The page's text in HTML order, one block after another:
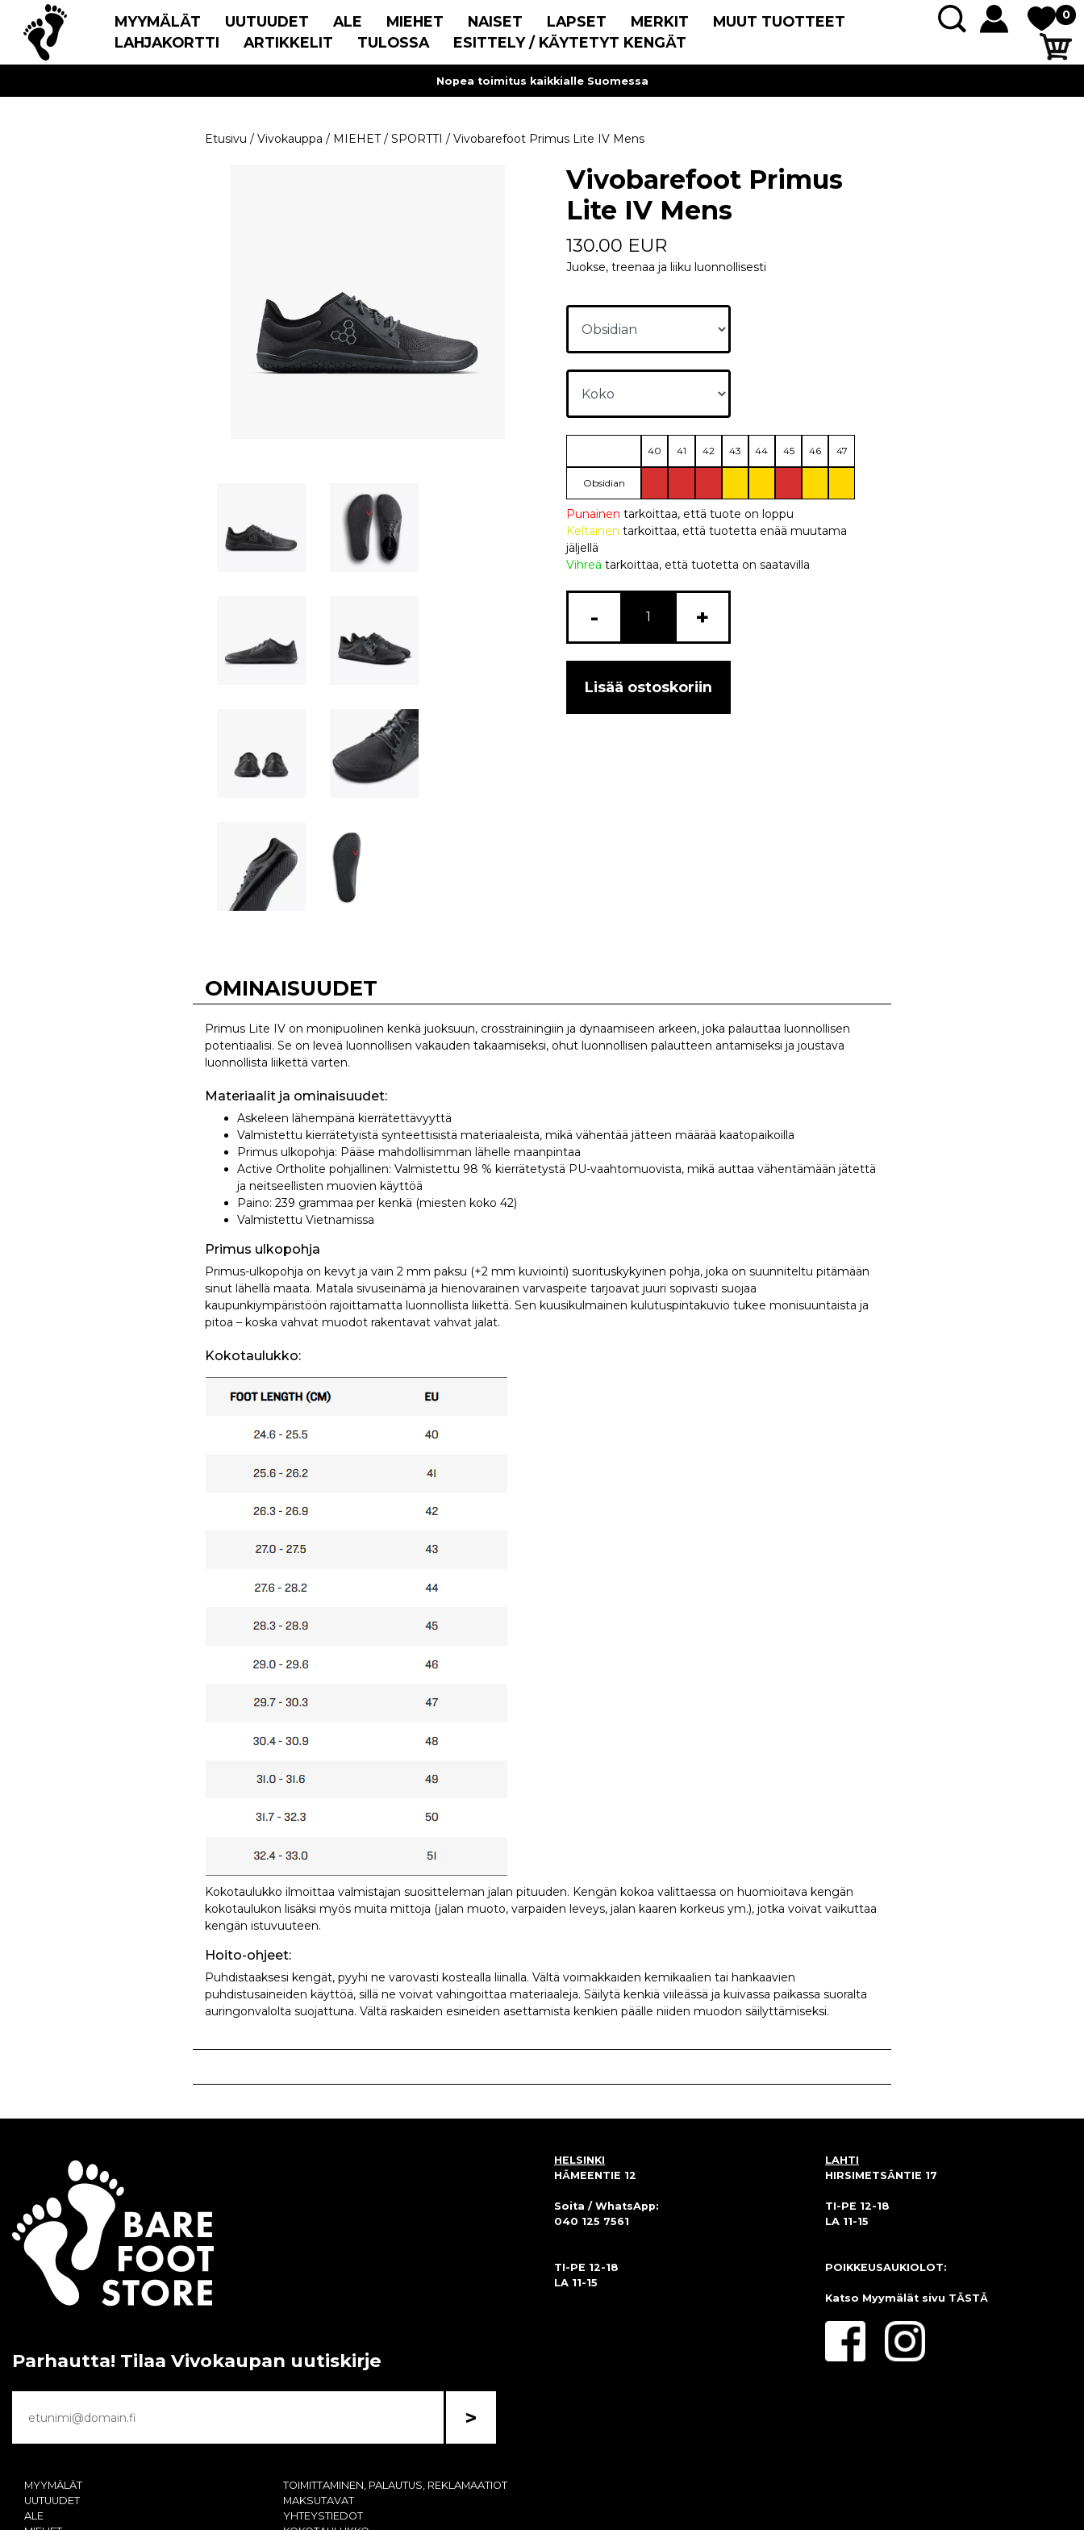
MYYMÄLÄT UUTUUDET ALE MIEHET NAISET LAPSET MERKIT
MUUT TUOTTEET
LAHJAKORTTI
ARTIKKELIT TULOSSA ESITTELY / KÄYTETYT KENGÄT
0
Nopea toimitus kaikkialle Suomessa
Etusivu / Vivokauppa / MIEHET/ SPORTTI / Vivobarefoot Primus Lite IV Mens
Vivobarefoot Primus
Lite IV Mens
130.00 EUR
Juokse, treenaa ja liiku luonnollisesti
40 41 42 43 44 45 46 47
Obsidian
Punainen tarkoittaa, että tuote on loppu
Keltainen tarkoittaa, että tuotetta enää muutama
jäljellä
Vihreä tarkoittaa, että tuotetta on saatavilla
- +
Lisää ostoskoriin
OMINAISUUDET
Primus Lite IV on monipuolinen kenkä juoksuun, crosstrainingiin ja dynaamiseen arkeen, joka palauttaa luonnollisen
potentiaalisi. Se on leveä luonnollisen vakauden takaamiseksi, ohut luonnollisen palautteen antamiseksi ja joustava
luonnollista liikettä varten.
Materiaalit ja ominaisuudet:
Askeleen lähempänä kierrätettävyyttä
Valmistettu kierrätetyistä synteettisistä materiaaleista, mikä vähentää jätteen määrää kaatopaikoilla
Primus ulkopohja: Pääse mahdollisimman lähelle maanpintaa
Active Ortholite pohjallinen: Valmistettu 98 % kierrätetystä PU-vaahtomuovista, mikä auttaa vähentämään jätettä
ja neitseellisten muovien käyttöä
Paino: 239 grammaa per kenkä (miesten koko 42)
Valmistettu Vietnamissa
Primus ulkopohja
Primus-ulkopohja on kevyt ja vain 2 mm paksu (+2 mm kuviointi) suorituskykyinen pohja, joka on suunniteltu pitämään
sinut lähellä maata. Matala sivuseinämä ja hienovarainen varvaspeite tarjoavat juuri sopivasti suojaa
kaupunkiympäristöön rajoittamatta luonnollista liikettä. Sen kuusikulmainen kulutuspintakuvio tukee monisuuntaista ja
pitoa – koska vahvat muodot rakentavat vahvat jalat.
Kokotaulukko:
Kokotaulukko ilmoittaa valmistajan suositteleman jalan pituuden. Kengän kokoa valittaessa on huomioitava kengän
kokotaulukon lisäksi myös muita mittoja (jalan muoto, varpaiden leveys, jalan kaaren korkeus ym.), jotka voivat vaikuttaa
kengän istuvuuteen.
Hoito-ohjeet:
Puhdistaaksesi kengät, pyyhi ne varovasti kostealla liinalla. Vältä voimakkaiden kemikaalien tai hankaavien
puhdistusaineiden käyttöä, sillä ne voivat vahingoittaa materiaaleja. Säilytä kenkiä viileässä ja kuivassa paikassa suoralta
auringonvalolta suojattuna. Vältä raskaiden esineiden asettamista kenkien päälle niiden muodon säilyttämiseksi.
Parhautta! Tilaa Vivokaupan uutiskirje
>
MYYMÄLÄT
UUTUUDET
ALE
TOIMITTAMINEN, PALAUTUS, REKLAMAATIOT
MAKSUTAVAT
YHTEYSTIEDOT
HELSINKI
HÄMEENTIE 12
Soita / WhatsApp:
040 125 7561
TI-PE 12-18
LA 11-15
LAHTI
HIRSIMETSÄNTIE 17
TI-PE 12-18
LA 11-15
POIKKEUSAUKIOLOT:
Katso Myymälät sivu TÄSTÄ